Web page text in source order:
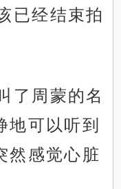
已经结束拍
了周蒙的名
地可以听到
然感觉心脏